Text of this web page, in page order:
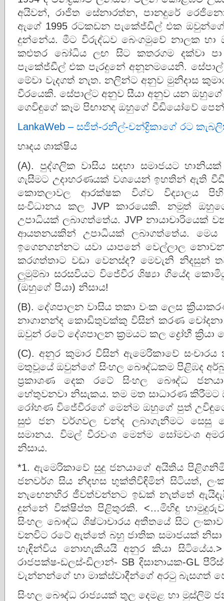
අයිවන්, රාජිත සේනාරත්න, පානදුරේ
ඇගේ 1995 රටකඩන පැකේජ්ඩීල් එක
දුන්නේය. මීට විරුද්ධව බෙංගමුවේ නාලක හා
කළුතර බෝධිය ලඟ සිට කතරගම දක්වා
පැකේජ්ඩීල් එක පැරදුනේ අනූනමයෙනි.
මේවා වැදගත් නැත. නලින්ට අනුව මුනිදාස
වීරයෙකි. සේපාල්ට අනුව සීයා අනුව යන
ගෙවිඳුගේ කෑම පිඟානද ඔහුගේ වීඩියෝවේ
LankaWeb – සජිත්-රනිල්-චන්ද්‍රිකාගේ රට
හෘදය ශාක්ෂිය
(A). පුද්ගලික වාසිය සඳහා සමාජයට
ගැසීමට උදාහරණයක් වශයෙන් ඉහතින් ඇති
කොතලාවල ආරක්ෂක විශ්ව විද්‍යාලය
සංවිධානය කල JVP කාරයෙකි. නමුත්
උපාධියක් ලබාගත්තේය. JVP නායාචාරියෙක්
ආයතනයකින් උපාධියක් ලබාගත්තේය. මෙය
ඉගෙනගන්නට යවා යාපනේ වෙල්ලාල
කරගත්තාට වඩා වෙනස්ද? මෙවැනි
ලුමුම්බා සරසවියට විජේවීර ශිෂ්‍යා ගියේද
(ඔහුගේ පියා) නිසාය!
(B). දේශපාලන වාසිය තකා වංක ලෙස
නාගානන්ද කොඩිතුවක්කු විසින් කරණ
ඔවුන් රටේ දේශපාලන ක්‍රමයට කල ද්‍රෝහී ක්‍රියා
(C). අනුර කුමාර විසින් ඇමෙරිකාවේ
මතුවූයේ ඔවුන්ගේ සිංහල බෞද්ධකම පිළිඹද
ප්‍රකාශණ දෙක රටේ සිංහල බෞද්ධ
හේතුවනවා නිසැකය. තම මත සාධාරණ
රෝහණ විජේවීරගේ මෙන්ම ඔහුගේ පුත්
සුළු ජන වර්ගවල චන්ද ලබාගැනීමට සෙසු
සමානය. විමල් වීරවංශ මෙන්ම සෝමවංශ
නිසාය.
*1. ඇමෙරිකාවේ සුදු ජනයාගේ අයිතිය
ජනවර්ග සිය නිදහස භුක්තිවිඳිමින් සිටියත්,
නැඟෙනහිර ජීවත්වන්නට ඉඩක් නැත්තේ
දුන්නේ වික්ෂිප්ත පිළිතුරකි. <…මිහිඳු
සිංහල බෞද්ධ ශිෂ්ටාචාරය අතීතයේ සිට
වනවිට රටේ ඇත්තේ බහු ජාතික සමාජයක් නිසා
හැඳින්විය නොහැකියයි අනුර කියා සිටියේය.>
රාජපක්ෂ-ඩලස්-ඩිලාන්- SB දිසානායක-GL
වැන්නන්ගේ හා මාක්ස්වාදීන්ගේ අරටු බැසගත්
සිංහල බෞද්ධ රාජ්‍යයක් තුල දෙමළ හා මුස්ලිම්